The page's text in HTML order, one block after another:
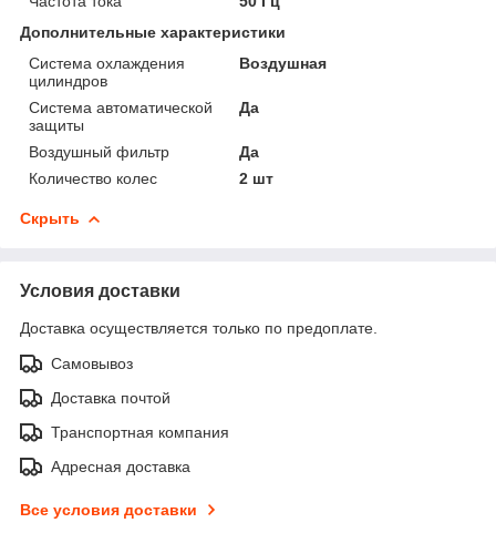
Дополнительные характеристики
Система охлаждения
цилиндров
Воздушная
Система автоматической
защиты
Да
Воздушный фильтр
Да
Количество колес
2 шт
Скрыть
Условия доставки
Доставка осуществляется только по предоплате.
Самовывоз
Доставка почтой
Транспортная компания
Адресная доставка
Все условия доставки